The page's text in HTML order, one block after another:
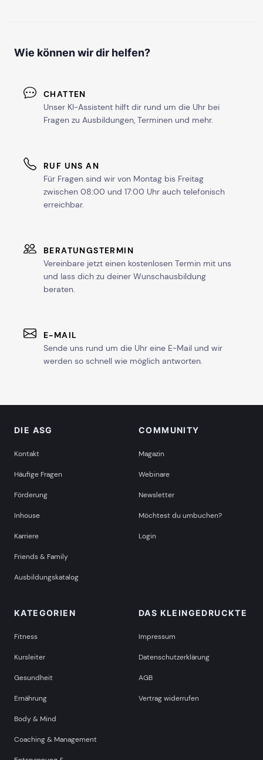
Wie können wir dir helfen?
CHATTEN
Unser KI-Assistent hilft dir rund um die Uhr bei
Fragen zu Ausbildungen, Terminen und mehr.
RUF UNS AN
Für Fragen sind wir von Montag bis Freitag
zwischen 08:00 und 17:00 Uhr auch telefonisch
erreichbar.
BERATUNGSTERMIN
Vereinbare jetzt einen kostenlosen Termin mit uns
und lass dich zu deiner Wunschausbildung
beraten.
E-MAIL
Sende uns rund um die Uhr eine E-Mail und wir
werden so schnell wie möglich antworten.
DIE ASG
Kontakt
Häufige Fragen
Förderung
Inhouse
Karriere
Friends & Family
Ausbildungskatalog
COMMUNITY
Magazin
Webinare
Newsletter
Möchtest du umbuchen?
Login
KATEGORIEN
Fitness
Kursleiter
Gesundheit
Ernährung
Body & Mind
Coaching & Management
DAS KLEINGEDRUCKTE
Impressum
Datenschutzerklärung
AGB
Vertrag widerrufen